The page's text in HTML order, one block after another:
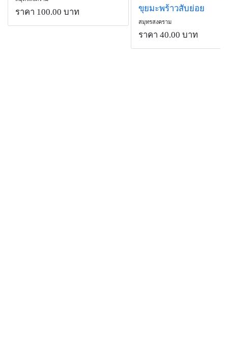
ราคา 100.00 บาท ขุยมะพร้าวสับย่อย
สมุทรสงคราม
ราคา 40.00 บาท